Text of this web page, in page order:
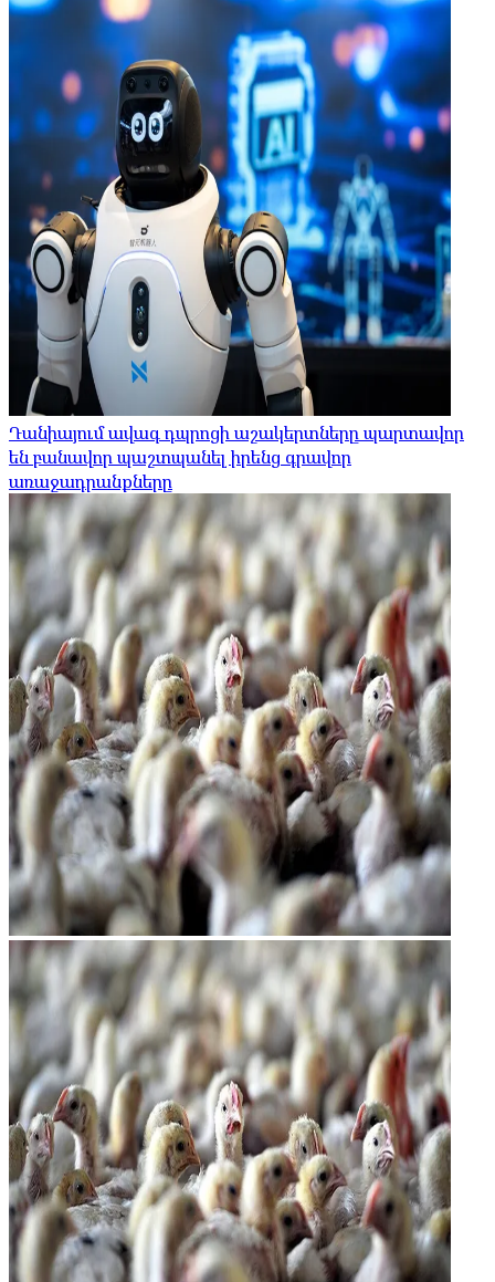
Դանիայում ավագ դպրոցի աշակերտները պարտավոր
են բանավոր պաշտպանել իրենց գրավոր
առաջադրանքները